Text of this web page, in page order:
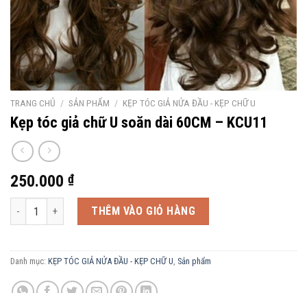
TRANG CHỦ / SẢN PHẨM / KẸP TÓC GIẢ NỬA ĐẦU - KẸP CHỮ U
Kẹp tóc giả chữ U soăn dài 60CM – KCU11
250.000 ₫
Kẹp tóc giả chữ U soăn dài 60CM - KCU11 số lượng
THÊM VÀO GIỎ HÀNG
Danh mục: KẸP TÓC GIẢ NỬA ĐẦU - KẸP CHỮ U, Sản phẩm